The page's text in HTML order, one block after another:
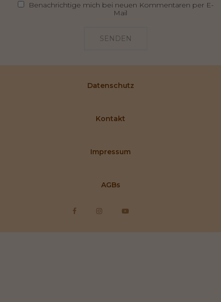
Benachrichtige mich bei neuen Kommentaren per E-
Mail
SENDEN
Datenschutz
Kontakt
Impressum
AGBs